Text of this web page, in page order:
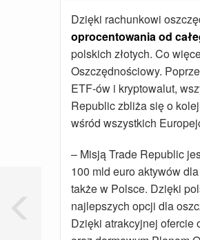
Dzięki rachunkowi
oprocentowania od
polskich złotych. Co
Oszczędnościowy.
ETF-ów i kryptowalut,
Republic zbliża się o
wśród wszystkich
– Misją Trade Republic
100 mld euro aktywów
także w Polsce. Dzięki
najlepszych opcji dla
Dzięki atrakcyjnej ofercie